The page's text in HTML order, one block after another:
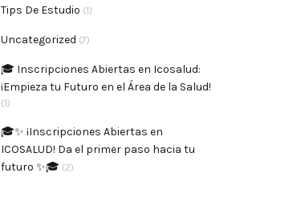
Tips De Estudio (1)
Uncategorized (7)
🎓 Inscripciones Abiertas en Icosalud:
¡Empieza tu Futuro en el Área de la Salud!
(1)
🎓✨ ¡Inscripciones Abiertas en
ICOSALUD! Da el primer paso hacia tu
futuro ✨🎓 (2)